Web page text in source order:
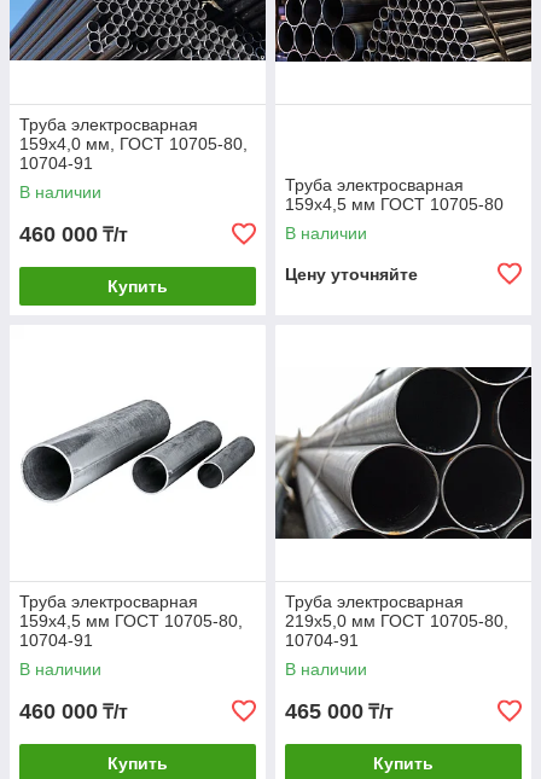
Труба электросварная
159х4,0 мм, ГОСТ 10705-80,
10704-91
В наличии
460 000 ₸/т
Купить
Труба электросварная
159х4,5 мм ГОСТ 10705-80
В наличии
Цену уточняйте
Труба электросварная
159х4,5 мм ГОСТ 10705-80,
10704-91
В наличии
460 000 ₸/т
Купить
Труба электросварная
219х5,0 мм ГОСТ 10705-80,
10704-91
В наличии
465 000 ₸/т
Купить